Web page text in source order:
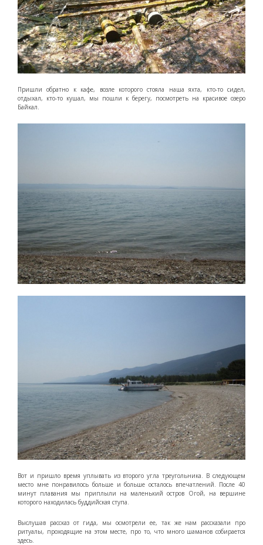
Пришли обратно к кафе, возле которого стояла наша яхта, кто-то сидел,
отдыхал, кто-то кушал, мы пошли к берегу, посмотреть на красивое озеро
Байкал.
Вот и пришло время уплывать из второго угла треугольника. В следующем
место мне понравилось больше и больше осталось впечатлений. После 40
минут плавания мы приплыли на маленький остров Огой, на вершине
которого находилась буддийская ступа.
Выслушав рассказ от гида, мы осмотрели ее, так же нам рассказали про
ритуалы, проходящие на этом месте, про то, что много шаманов собирается
здесь.